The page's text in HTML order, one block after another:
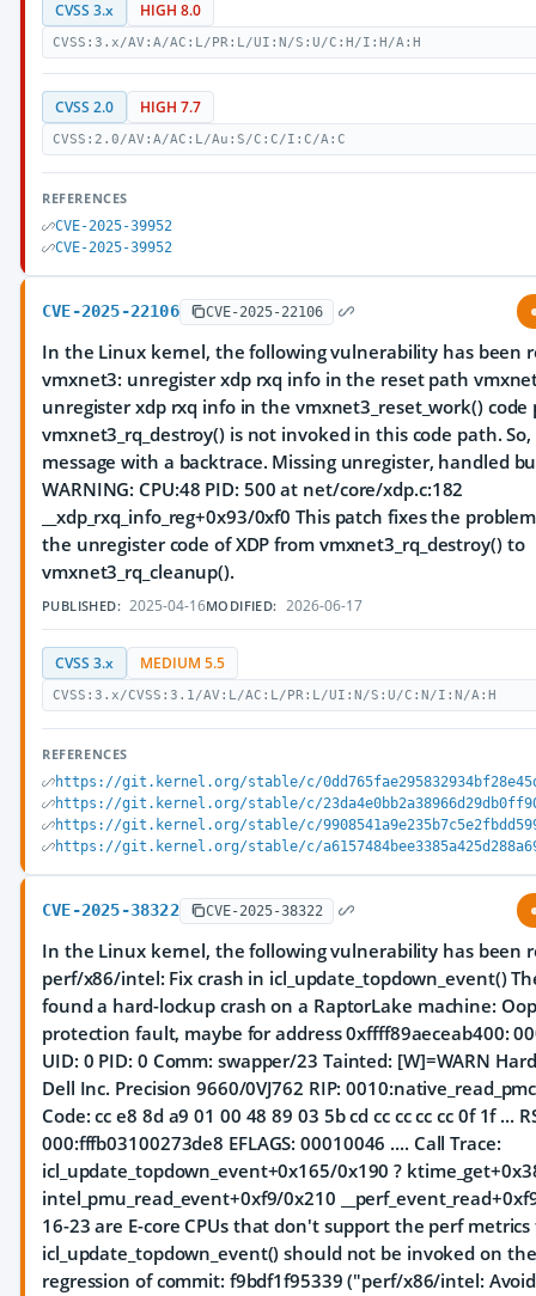
CVSS 3.x HIGH 8.0
CVSS:3.x/AV:A/AC:L/PR:L/UI:N/S:U/C:H/I:H/A:H
CVSS 2.0 HIGH 7.7
CVSS:2.0/AV:A/AC:L/Au:S/C:C/I:C/A:C
REFERENCES
CVE-2025-39952
CVE-2025-39952
CVE-2025-22106 CVE-2025-22106
In the Linux kernel, the following vulnerability has been
vmxnet3: unregister xdp rxq info in the reset path
unregister xdp rxq info in the vmxnet3_reset_work() code
vmxnet3_rq_destroy() is not invoked in this code path.
message with a backtrace. Missing unregister, handled
WARNING: CPU:48 PID: 500 at net/core/xdp.c:182
__xdp_rxq_info_reg+0x93/0xf0 This patch fixes the
the unregister code of XDP from vmxnet3_rq_destroy() to
vmxnet3_rq_cleanup().
PUBLISHED: 2025-04-16MODIFIED: 2026-06-17
CVSS 3.x MEDIUM 5.5
CVSS:3.x/CVSS:3.1/AV:L/AC:L/PR:L/UI:N/S:U/C:N/I:N/A:H
REFERENCES
https://git.kernel.org/stable/c/
https://git.kernel.org/stable/c/
https://git.kernel.org/stable/c/
https://git.kernel.org/stable/c/
CVE-2025-38322 CVE-2025-38322
In the Linux kernel, the following vulnerability has been
perf/x86/intel: Fix crash in icl_update_topdown_event()
found a hard-lockup crash on a RaptorLake machine:
protection fault, maybe for address 0xffff89aeceab400:
UID: 0 PID: 0 Comm: swapper/23 Tainted: [W]=WARN
Dell Inc. Precision 9660/0VJ762 RIP:
Code: cc e8 8d a9 01 00 48 89 03 5b cd cc cc cc cc 0f 1f ...
000:fffb03100273de8 EFLAGS: 00010046 .... Call Trace:
icl_update_topdown_event+0x165/0x190 ?
intel_pmu_read_event+0xf9/0x210
16-23 are E-core CPUs that don't support the perf
icl_update_topdown_event() should not be invoked on
regression of commit: f9bdf1f95339 ("perf/x86/intel: